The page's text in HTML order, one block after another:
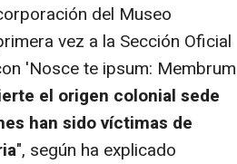
del Museo
vez a la Sección Oficial
'Nosce te ipsum: Membrum
el origen colonial sede
han sido víctimas de
", según ha explicado